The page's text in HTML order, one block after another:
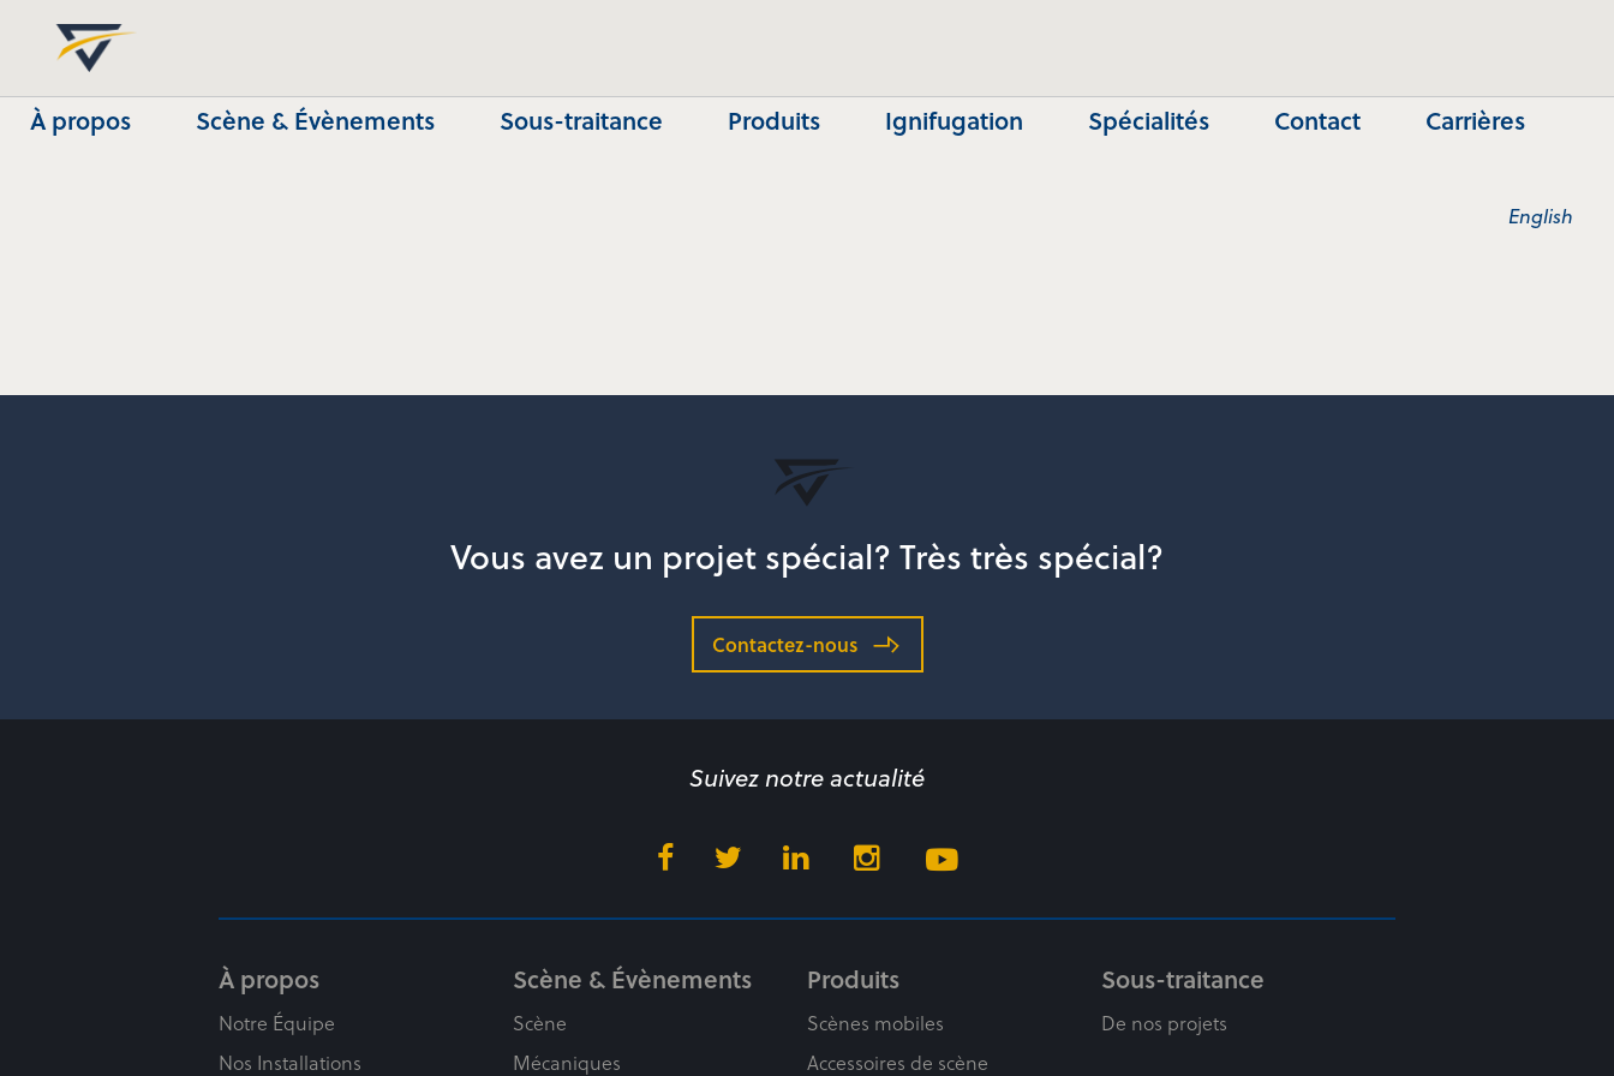
À propos Scène & Évènements Sous-traitance Produits Ignifugation Spécialités Contact Carrières
English
Vous avez un projet spécial? Très très spécial?
Contactez-nous
Suivez notre actualité
À propos
Notre Équipe
Nos Installations
Scène & Évènements
Scène
Mécaniques
Produits
Scènes mobiles
Accessoires de scène
Sous-traitance
De nos projets